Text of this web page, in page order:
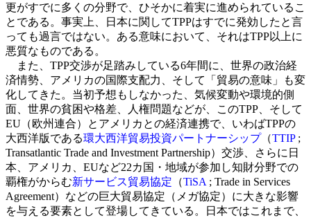
更がすでに多くの分野で、ひそかに着実に進められているこ
とである。事実上、日本に関してTPPはすでに発効したと言
っても過言ではない。ある意味において、それはTPP以上に
悪質なものである。
また、TPP交渉が足踏みしている6年間に、世界の政治経
済情勢、アメリカの国際支配力、そして「貿易の意味」も変
化してきた。当初予想もしなかった、気候変動や環境的側
面、世界の貧困や格差、人権問題などが、このTPP、そして
EU（欧州連合）とアメリカとの経済連携で、いわばTPPの
大西洋版である環大西洋貿易投資パートナーシップ（TTIP;
Transatlantic Trade and Investment Partnership）交渉、さらに日
本、アメリカ、EUなど22カ国・地域が参加し知財分野での
覇権がからむ新サービス貿易協定 （TiSA ; Trade in Services
Agreement）などの巨大貿易協定（メガ協定）に大きな影響
を与える要素として登場してきている。日本ではこれまで、